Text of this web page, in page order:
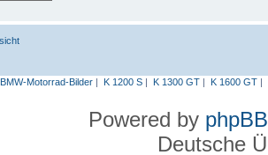
BMW-Motorrad-Bilder| K 1200 S| K 1300 GT| K 1600 GT|
Powered by phpBB
Deutsche